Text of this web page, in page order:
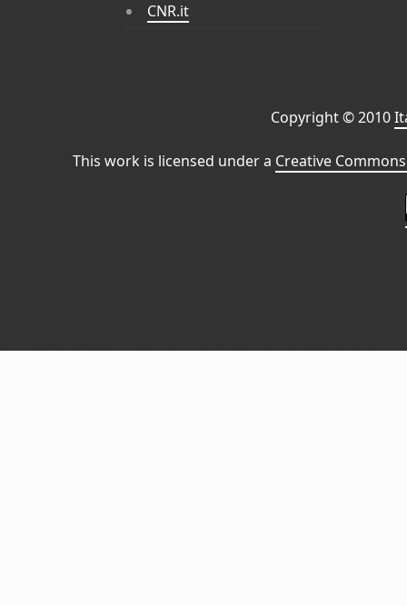
CNR.it
Copyright © 2010
This work is licensed under a Creative